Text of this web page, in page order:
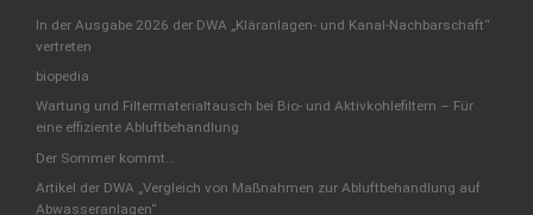
In der Ausgabe 2026 der DWA „Kläranlagen- und Kanal-Nachbarschaft“
vertreten
biopedia
Wartung und Filtermaterialtausch bei Bio- und Aktivkohlefiltern – Für
eine effiziente Abluftbehandlung
Der Sommer kommt…
Artikel der DWA „Vergleich von Maßnahmen zur Abluftbehandlung auf
Abwasseranlagen“